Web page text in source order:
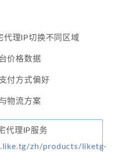
代理IP切换不同区域
价格数据
付方式偏好
物流方案
代理IP服务
zh/products/liketg-